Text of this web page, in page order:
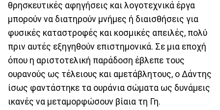
θρησκευτικές αφηγήσεις και λογοτεχνικά έργα
μπορούν να διατηρούν μνήμες ή διαισθήσεις για
φυσικές καταστροφές και κοσμικές απειλές, πολύ
πριν αυτές εξηγηθούν επιστημονικά. Σε μια εποχή
όπου η αριστοτελική παράδοση έβλεπε τους
ουρανούς ως τέλειους και αμετάβλητους, ο Δάντης
ίσως φαντάστηκε τα ουράνια σώματα ως δυνάμεις
ικανές να μεταμορφώσουν βίαια τη Γη.